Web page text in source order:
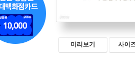
미리보기 사이